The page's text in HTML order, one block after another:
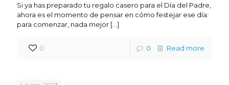
Si ya has preparado tu regalo casero para el Día del Padre,
ahora es el momento de pensar en cómo festejar ese día:
para comenzar, nada mejor […]
0 0 Read more